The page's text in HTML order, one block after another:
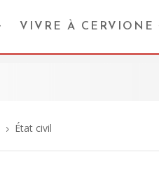
VIVRE À CERVIONE
5 État civil